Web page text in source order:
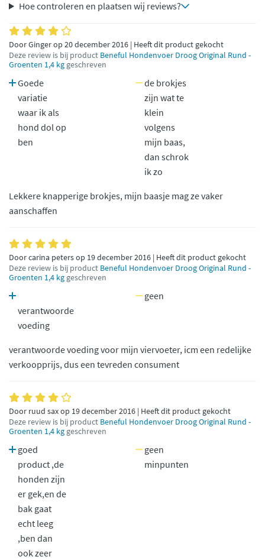
Hoe controleren en plaatsen wij reviews?
Door Ginger op 20 december 2016 | Heeft dit product gekocht
Deze review is bij product Beneful Hondenvoer Droog Original Rund -
Groenten 1,4 kg geschreven
Goede
variatie
waar ik als
hond dol op
ben
de brokjes
zijn wat te
klein
volgens
mijn baas,
dan schrok
ik zo
Lekkere knapperige brokjes, mijn baasje mag ze vaker
aanschaffen
Door carina peters op 19 december 2016 | Heeft dit product gekocht
Deze review is bij product Beneful Hondenvoer Droog Original Rund -
Groenten 1,4 kg geschreven
verantwoorde
voeding
geen
verantwoorde voeding voor mijn viervoeter, icm een redelijke
verkoopprijs, dus een tevreden consument
Door ruud sax op 19 december 2016 | Heeft dit product gekocht
Deze review is bij product Beneful Hondenvoer Droog Original Rund -
Groenten 1,4 kg geschreven
goed
product ,de
honden zijn
er gek,en de
bak gaat
echt leeg
,ben dan
ook zeer
geen
minpunten